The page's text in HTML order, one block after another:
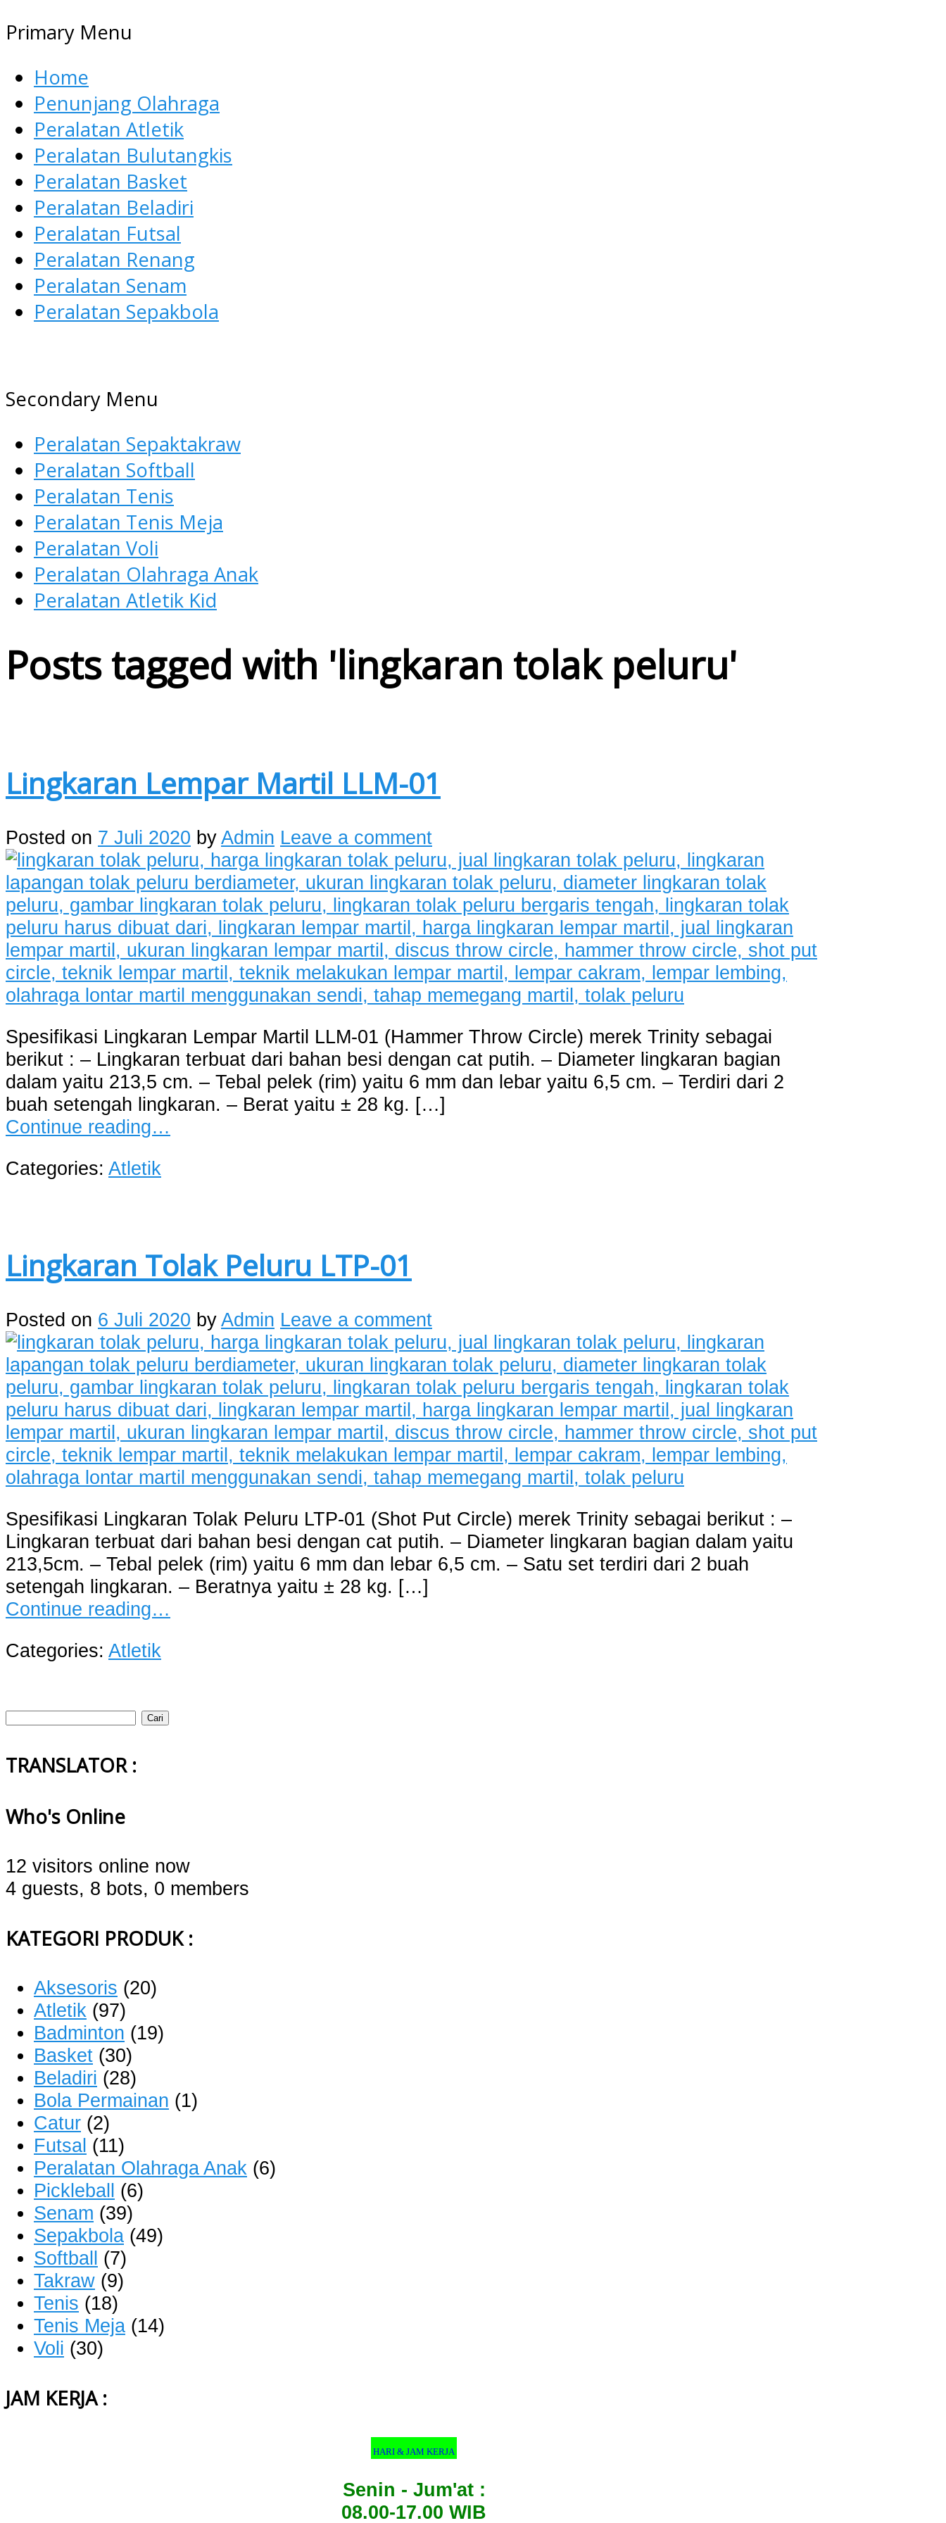
Primary Menu
Home
Penunjang Olahraga
Peralatan Atletik
Peralatan Bulutangkis
Peralatan Basket
Peralatan Beladiri
Peralatan Futsal
Peralatan Renang
Peralatan Senam
Peralatan Sepakbola
AGEN ALAT OLAHRAGA
Menyediakan Alat Olahraga Terlengkap di Indonesia
Secondary Menu
Peralatan Sepaktakraw
Peralatan Softball
Peralatan Tenis
Peralatan Tenis Meja
Peralatan Voli
Peralatan Olahraga Anak
Peralatan Atletik Kid
Posts tagged with 'lingkaran tolak peluru'
Lingkaran Lempar Martil LLM-01
Posted on 7 Juli 2020 byAdmin Leave a comment
Spesifikasi Lingkaran Lempar Martil LLM-01 (Hammer Throw Circle) merek Trinity sebagai
berikut : – Lingkaran terbuat dari bahan besi dengan cat putih. – Diameter lingkaran bagian
dalam yaitu 213,5 cm. – Tebal pelek (rim) yaitu 6 mm dan lebar yaitu 6,5 cm. – Terdiri dari 2
buah setengah lingkaran. – Berat yaitu ± 28 kg. […]
Continue reading…
Categories: Atletik
Lingkaran Tolak Peluru LTP-01
Posted on 6 Juli 2020 byAdmin Leave a comment
Spesifikasi Lingkaran Tolak Peluru LTP-01 (Shot Put Circle) merek Trinity sebagai berikut : –
Lingkaran terbuat dari bahan besi dengan cat putih. – Diameter lingkaran bagian dalam yaitu
213,5cm. – Tebal pelek (rim) yaitu 6 mm dan lebar 6,5 cm. – Satu set terdiri dari 2 buah
setengah lingkaran. – Beratnya yaitu ± 28 kg. […]
Continue reading…
Categories: Atletik
Cari
TRANSLATOR :
Who's Online
12 visitors online now
4 guests, 8 bots, 0 members
KATEGORI PRODUK :
Aksesoris (20)
Atletik (97)
Badminton (19)
Basket (30)
Beladiri (28)
Bola Permainan (1)
Catur (2)
Futsal (11)
Peralatan Olahraga Anak (6)
Pickleball (6)
Senam (39)
Sepakbola (49)
Softball (7)
Takraw (9)
Tenis (18)
Tenis Meja (14)
Voli (30)
JAM KERJA :
HARI & JAM KERJA
Senin - Jum'at :
08.00-17.00 WIB